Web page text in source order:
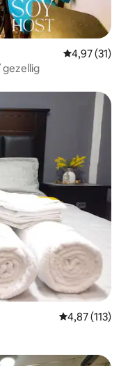
Gemiddelde
4,97 (31)
gezellig
Gemiddelde
4,87 (113)